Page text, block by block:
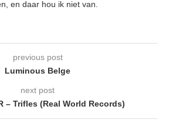
en daar hou ik niet van.
previous post
Luminous Belge
next post
– Trifles (Real World Records)